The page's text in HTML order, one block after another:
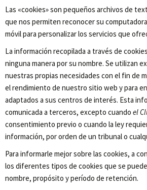
Las «cookies» son pequeños archivos de
que nos permiten reconocer su
móvil para personalizar los servicios que
La información recopilada a través de
ninguna manera por su nombre. Se utilizan
nuestras propias necesidades con el fin de
el rendimiento de nuestro sitio web y para
adaptados a sus centros de interés. Esta
comunicada a terceros, excepto cuando el
consentimiento previo o cuando la ley
información, por orden de un tribunal o
Para informarle mejor sobre las cookies, a
los diferentes tipos de cookies que se
nombre, propósito y período de retención.